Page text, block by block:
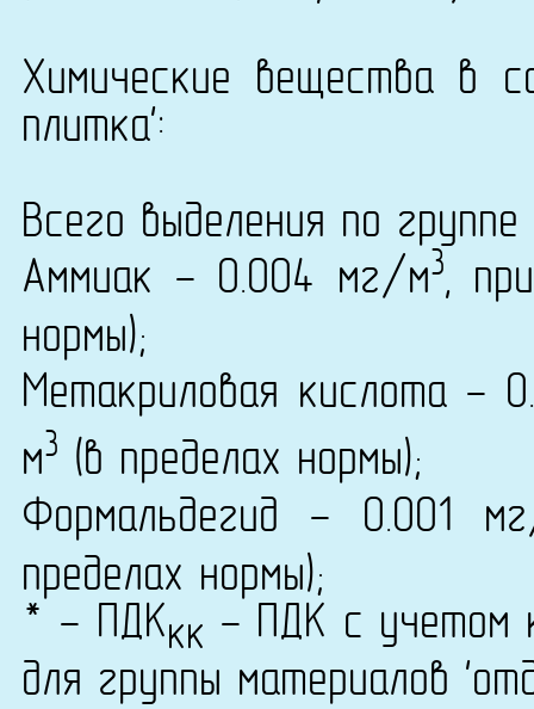
Химические вещества в
плитка':
Всего выделения по
Аммиак - 0.004 мг/м3,
нормы);
Метакриловая кислота -
м3 (в пределах нормы);
Формальдегид - 0.001
пределах нормы);
* - ПДКкк - ПДК с учетом
для группы материалов